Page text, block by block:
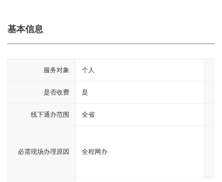
基本信息
服务对象 个人
是否收费 是
线下通办范围 全省
必需现场办理原因 全程网办